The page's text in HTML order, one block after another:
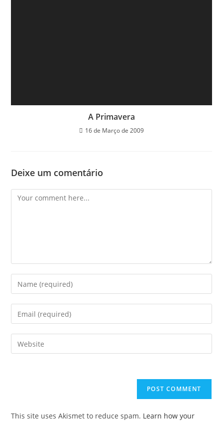
A Primavera
16 de Março de 2009
Deixe um comentário
Comment
Enter
your
name
comment
Enter
your
email
address
Enter
your
This site uses Akismet to reduce spam. Learn how your